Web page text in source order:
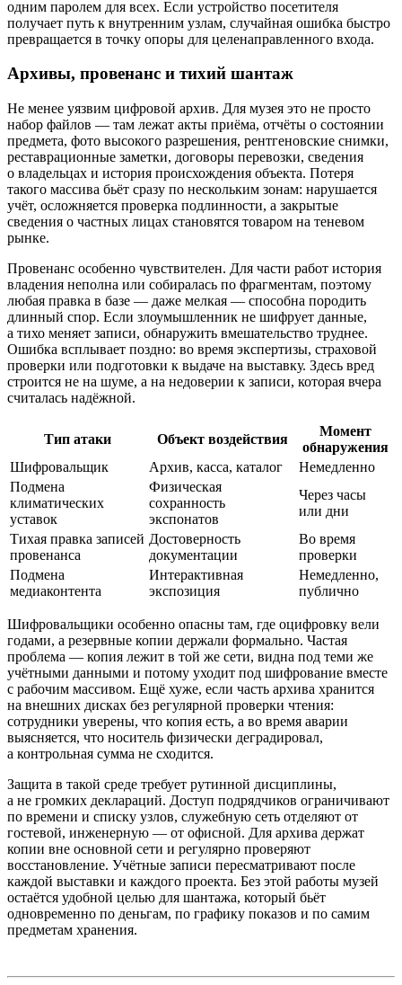
одним паролем для всех. Если устройство посетителя
получает путь к внутренним узлам, случайная ошибка быстро
превращается в точку опоры для целенаправленного входа.
Архивы, провенанс и тихий шантаж
Не менее уязвим цифровой архив. Для музея это не просто
набор файлов — там лежат акты приёма, отчёты о состоянии
предмета, фото высокого разрешения, рентгеновские снимки,
реставрационные заметки, договоры перевозки, сведения
о владельцах и история происхождения объекта. Потеря
такого массива бьёт сразу по нескольким зонам: нарушается
учёт, осложняется проверка подлинности, а закрытые
сведения о частных лицах становятся товаром на теневом
рынке.
Провенанс особенно чувствителен. Для части работ история
владения неполна или собиралась по фрагментам, поэтому
любая правка в базе — даже мелкая — способна породить
длинный спор. Если злоумышленник не шифрует данные,
а тихо меняет записи, обнаружить вмешательство труднее.
Ошибка всплывает поздно: во время экспертизы, страховой
проверки или подготовки к выдаче на выставку. Здесь вред
строится не на шуме, а на недоверии к записи, которая вчера
считалась надёжной.
Тип атаки Объект воздействия
Момент
обнаружения
Шифровальщик
Архив, касса, каталог
Немедленно
Подмена
климатических
уставок
Физическая
сохранность
экспонатов
Через часы
или дни
Тихая правка записей
провенанса
Достоверность
документации
Во время
проверки
Подмена
медиаконтента
Интерактивная
экспозиция
Немедленно,
публично
Шифровальщики особенно опасны там, где оцифровку вели
годами, а резервные копии держали формально. Частая
проблема — копия лежит в той же сети, видна под теми же
учётными данными и потому уходит под шифрование вместе
с рабочим массивом. Ещё хуже, если часть архива хранится
на внешних дисках без регулярной проверки чтения:
сотрудники уверены, что копия есть, а во время аварии
выясняется, что носитель физически деградировал,
а контрольная сумма не сходится.
Защита в такой среде требует рутинной дисциплины,
а не громких деклараций. Доступ подрядчиков ограничивают
по времени и списку узлов, служебную сеть отделяют от
гостевой, инженерную — от офисной. Для архива держат
копии вне основной сети и регулярно проверяют
восстановление. Учётные записи пересматривают после
каждой выставки и каждого проекта. Без этой работы музей
остаётся удобной целью для шантажа, который бьёт
одновременно по деньгам, по графику показов и по самим
предметам хранения.